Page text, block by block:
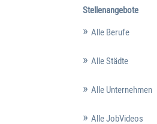
Stellenangebote
Alle Berufe
Alle Städte
Alle Unternehmen
Alle JobVideos